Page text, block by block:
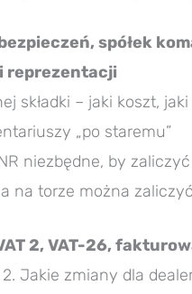
spółek
reprezentacji
składki – jaki koszt,
„po staremu”
niezbędne, by
na torze można
2, VAT-26,
2. Jakie zmiany dla